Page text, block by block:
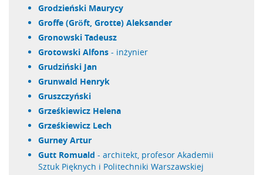
Grodzieński Maurycy
Groffe (Gröft, Grotte) Aleksander
Gronowski Tadeusz
Grotowski Alfons - inżynier
Grudziński Jan
Grunwald Henryk
Gruszczyński
Grześkiewicz Helena
Grześkiewicz Lech
Gurney Artur
Gutt Romuald - architekt, profesor Akademii
Sztuk Pięknych i Politechniki Warszawskiej